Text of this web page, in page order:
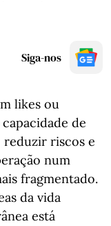
Siga-nos
likes ou
de
riscos e
num
fragmentado.
da vida
está